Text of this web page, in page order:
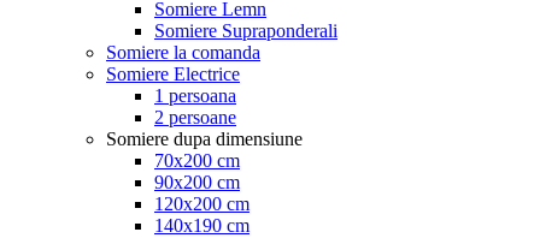
Somiere Lemn
Somiere Supraponderali
Somiere la comanda
Somiere Electrice
1 persoana
2 persoane
Somiere dupa dimensiune
70x200 cm
90x200 cm
120x200 cm
140x190 cm